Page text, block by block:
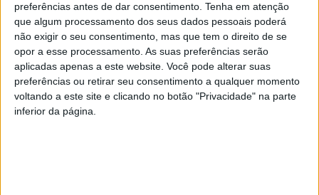
preferências antes de dar consentimento. Tenha em atenção
que algum processamento dos seus dados pessoais poderá
não exigir o seu consentimento, mas que tem o direito de se
opor a esse processamento. As suas preferências serão
aplicadas apenas a este website. Você pode alterar suas
preferências ou retirar seu consentimento a qualquer momento
voltando a este site e clicando no botão "Privacidade" na parte
inferior da página.
efetuar mais uma ação de fiscalização rodoviária de
2023, no âmbito da Operação “Quem o Avisa…”.
A operação de controlo de velocidade por radar vai
decorrer a partir das 8h, desta 6ªfeira, na Av. da Europa,
em Castelo Branco.